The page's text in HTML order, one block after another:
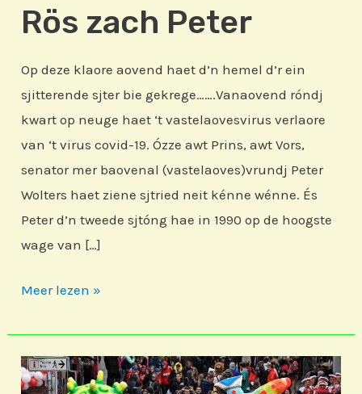
Rös zach Peter
Op deze klaore aovend haet d’n hemel d’r ein
sjitterende sjter bie gekrege…….Vanaovend róndj
kwart op neuge haet ‘t vastelaovesvirus verlaore
van ‘t virus covid-19. Ózze awt Prins, awt Vors,
senator mer baovenal (vastelaoves)vrundj Peter
Wolters haet ziene sjtried neit kénne wénne. És
Peter d’n tweede sjtóng hae in 1990 op de hoogste
wage van […]
Rös
Peter
Meer lezen »